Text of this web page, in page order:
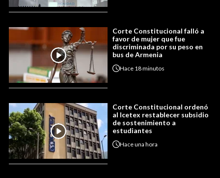
Corte Constitucional falló a
favor de mujer que fue
discriminada por su peso en
bus de Armenia
Hace 18 minutos
Corte Constitucional ordenó
al Icetex restablecer subsidio
de sostenimiento a
estudiantes
Haceuna hora